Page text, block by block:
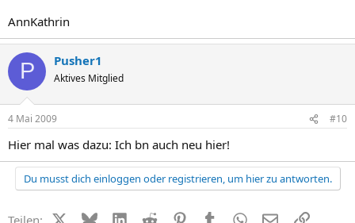
AnnKathrin
P Pusher1
Aktives Mitglied
4 Mai 2009 #10
Hier mal was dazu: Ich bn auch neu hier!
Du musst dich einloggen oder registrieren, um hier zu antworten.
Teilen: X (Twitter)
BlueskyLinkedIn
Reddit PinterestTumblr WhatsApp
E-MailLink